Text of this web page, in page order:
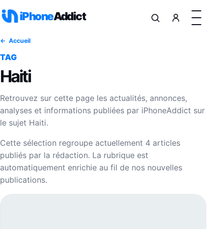
iPhoneAddict
Accueil
TAG
Haiti
Retrouvez sur cette page les actualités, annonces,
analyses et informations publiées par iPhoneAddict sur
le sujet Haiti.
Cette sélection regroupe actuellement 4 articles
publiés par la rédaction. La rubrique est
automatiquement enrichie au fil de nos nouvelles
publications.